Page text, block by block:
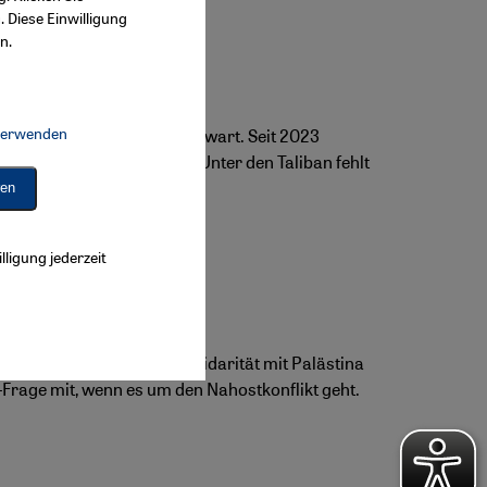
der Gegenwart. Seit 2023
Jahrzehnten im Land. Unter den Taliban fehlt
Staaten ist die Solidarität mit Palästina
mit, wenn es um den Nahostkonflikt geht.
Diese Einwilligung
Google Maps Embed, Google Tag Manager, Instagram Embed,
jederzeit